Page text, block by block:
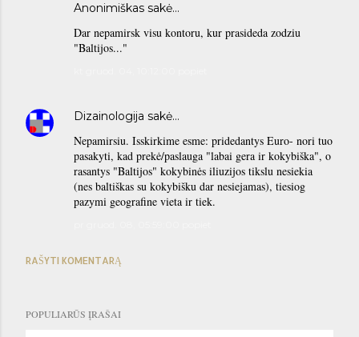
Anonimiškas sakė…
Dar nepamirsk visu kontoru, kur prasideda zodziu
"Baltijos..."
Dizainologija sakė…
Nepamirsiu. Isskirkime esme: pridedantys Euro- nori tuo
pasakyti, kad prekė/paslauga "labai gera ir kokybiška", o
rasantys "Baltijos" kokybinės iliuzijos tikslu nesiekia
(nes baltiškas su kokybišku dar nesiejamas), tiesiog
pazymi geografine vieta ir tiek.
RAŠYTI KOMENTARĄ
POPULIARŪS ĮRAŠAI